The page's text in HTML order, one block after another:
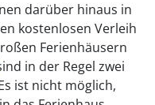
darüber hinaus in
kostenlosen Verleih
Ferienhäusern
in der Regel zwei
ist nicht möglich,